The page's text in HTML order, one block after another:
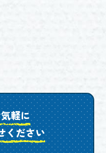
軽に
ください